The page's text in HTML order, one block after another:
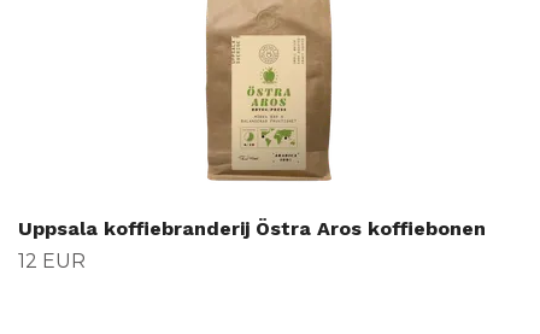
Uppsala koffiebranderij Östra Aros koffiebonen
12 EUR